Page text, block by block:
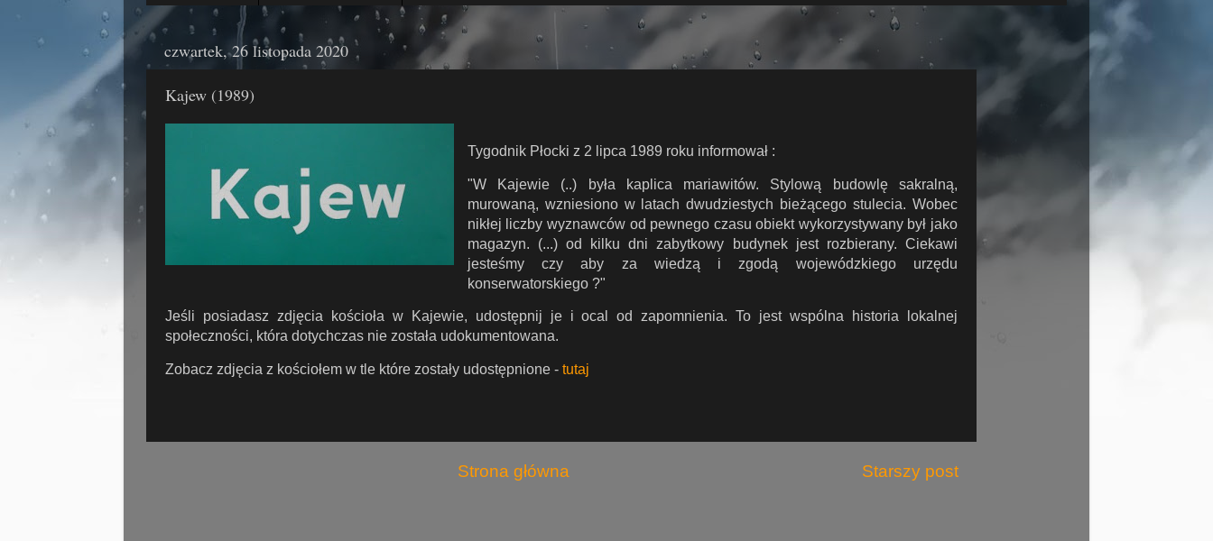
czwartek, 26 listopada 2020
Kajew (1989)
Tygodnik Płocki z 2 lipca 1989 roku informował :
"W Kajewie (..) była kaplica mariawitów. Stylową budowlę sakralną,
murowaną, wzniesiono w latach dwudziestych bieżącego stulecia. Wobec
nikłej liczby wyznawców od pewnego czasu obiekt wykorzystywany był jako
magazyn. (...) od kilku dni zabytkowy budynek jest rozbierany. Ciekawi
jesteśmy czy aby za wiedzą i zgodą wojewódzkiego urzędu
konserwatorskiego ?"
Jeśli posiadasz zdjęcia kościoła w Kajewie, udostępnij je i ocal od zapomnienia. To jest wspólna historia lokalnej
społeczności, która dotychczas nie została udokumentowana.
Zobacz zdjęcia z kościołem w tle które zostały udostępnione - tutaj
Starszy post
Strona główna